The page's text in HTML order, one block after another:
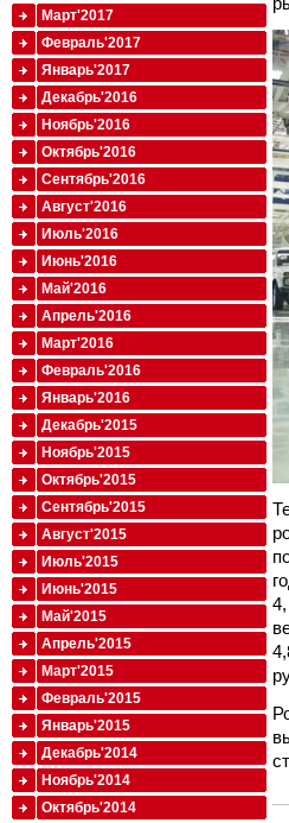
Март'2017
Февраль'2017
Январь'2017
Декабрь'2016
Ноябрь'2016
Октябрь'2016
Сентябрь'2016
Август'2016
Июль'2016
Июнь'2016
Май'2016
Апрель'2016
Март'2016
Февраль'2016
Январь'2016
Декабрь'2015
Ноябрь'2015
Октябрь'2015
Сентябрь'2015
Август'2015
Июль'2015
Июнь'2015
Май'2015
Апрель'2015
Март'2015
Февраль'2015
Январь'2015
Декабрь'2014
Ноябрь'2014
Октябрь'2014